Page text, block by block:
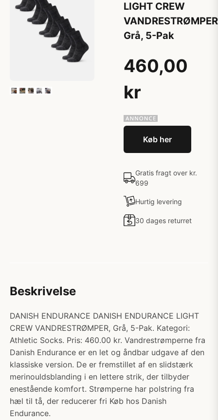
LIGHT CREW
Grå, 5-Pak
460,00
kr
Køb her
Gratis fragt over kr.
699
Hurtig levering
30 dages returret
Beskrivelse
DANISH ENDURANCE DANISH ENDURANCE LIGHT
CREW VANDRESTRØMPER, Grå, 5-Pak. Kategori:
Athletic Socks. Pris: 460.00 kr. Vandrestrømperne fra
Danish Endurance er en let og åndbar udgave af den
klassiske version. De er fremstillet af en slidstærk
merinouldsblanding i en lettere strik, der tilbyder
enestående komfort. Strømperne har polstring fra
hæl til tå, der reducerer fri Køb hos Danish
Endurance.